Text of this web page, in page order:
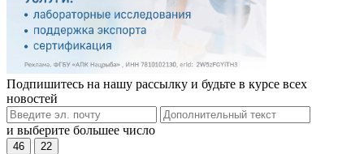
Подпишитесь на нашу рассылку и будьте в курсе всех
новостей
и выберите большее число
46 22